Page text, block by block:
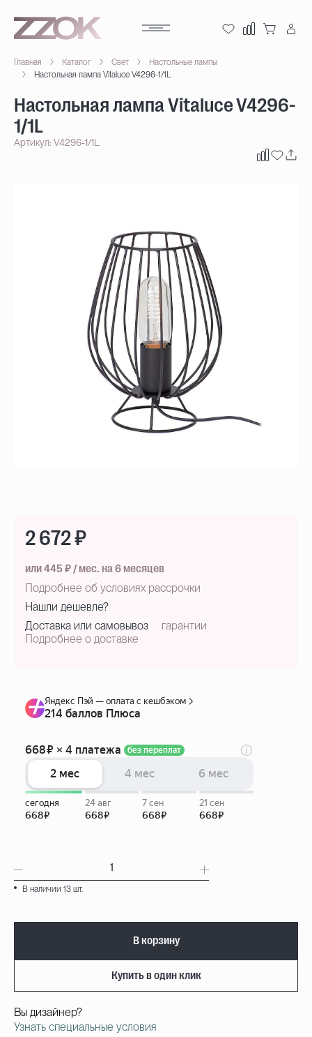
Главная Каталог Свет
Настольные лампы
Настольная лампа Vitaluce V4296-1/1L
Настольная лампа Vitaluce V4296-
1/1L
Артикул: V4296-1/1L
В наличии 13 шт.
В корзину
Купить в один клик
Вы дизайнер?
Узнать специальные условия
2 672 ₽
или 445 ₽ / мес. на 6 месяцев
Подробнее об условиях рассрочки
Нашли дешевле?
Доставка или самовывоз
Подробнее о доставке
гарантии